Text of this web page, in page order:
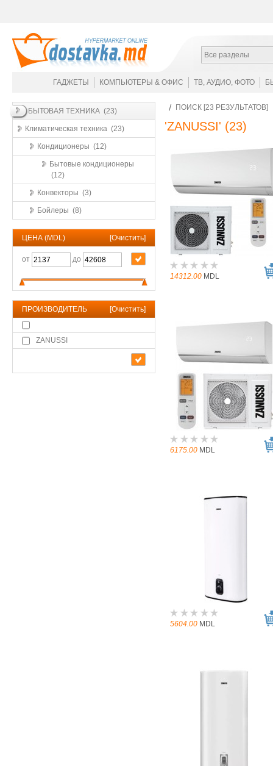
Все разделы
ГАДЖЕТЫ КОМПЬЮТЕРЫ & ОФИС ТВ, АУДИО, ФОТО
БЫТОВАЯ ТЕХНИКА (23)
Климатическая техника (23)
Кондиционеры (12)
Бытовые кондиционеры
(12)
Конвекторы (3)
Бойлеры (8)
ЦЕНА (MDL) [Очистить]
от до
ПРОИЗВОДИТЕЛЬ [Очистить]
ZANUSSI
ПОИСК [23 РЕЗУЛЬТАТОВ]
'ZANUSSI' (23)
14312.00 MDL
6175.00 MDL
5604.00 MDL